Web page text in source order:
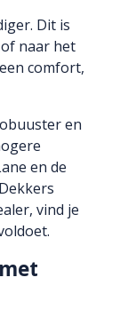
Dit is
naar het
comfort,
en
en de
vind je